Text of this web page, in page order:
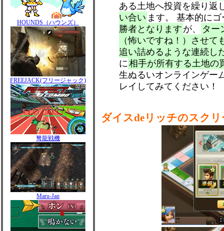
HOUNDS（ハウンズ）
FREEJACK(フリージャック)
弩龍戦機
Maru-Jan
ある土地へ投資を繰り返
い合い ます。 基本的に
勝者となります が、
ター
（怖いですね！）させて
追い詰めるような連続し
に相手が所有する土地の
生ぬるいオンラインゲー
レイしてみてください！
ダイスdeリッチのスク